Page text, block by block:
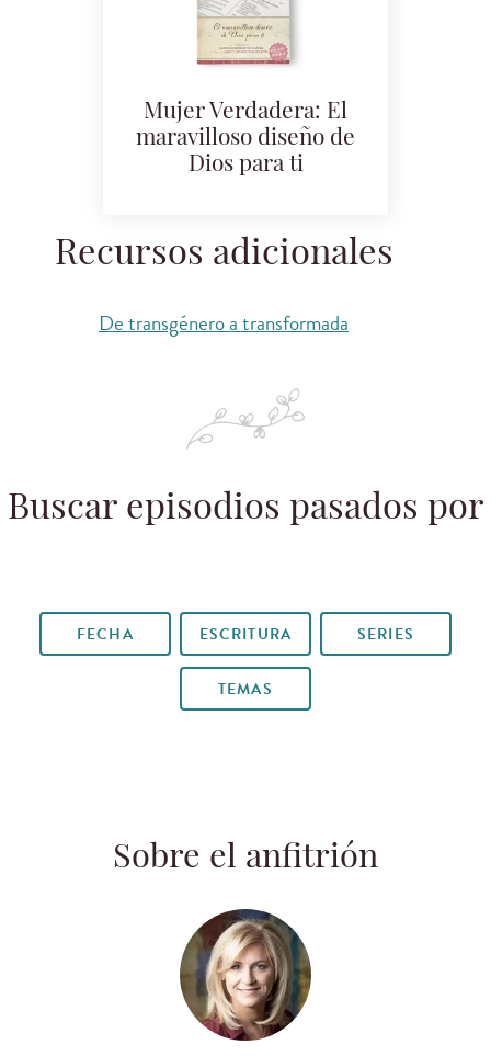
Mujer Verdadera: El
maravilloso diseño de
Dios para ti
Recursos adicionales
De transgénero a transformada
Buscar episodios pasados por
FECHA ESCRITURA SERIES
TEMAS
Sobre el anfitrión